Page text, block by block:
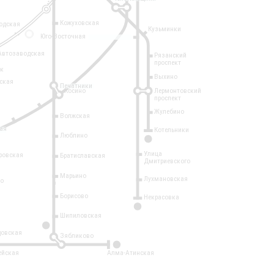
2
14
Кузьминки
Рязанский
проспект
Выхино
Лермонтовский
проспект
Жулебино
Котельники
Кожуховская
Печатники
Волжская
Люблино
Братиславская
Марьино
Борисово
Шипиловская
Зябликово
Алма-Атинская
Улица
Дмитриевского
Лухмановская
Некрасовка
Косино
Юго-Восточная